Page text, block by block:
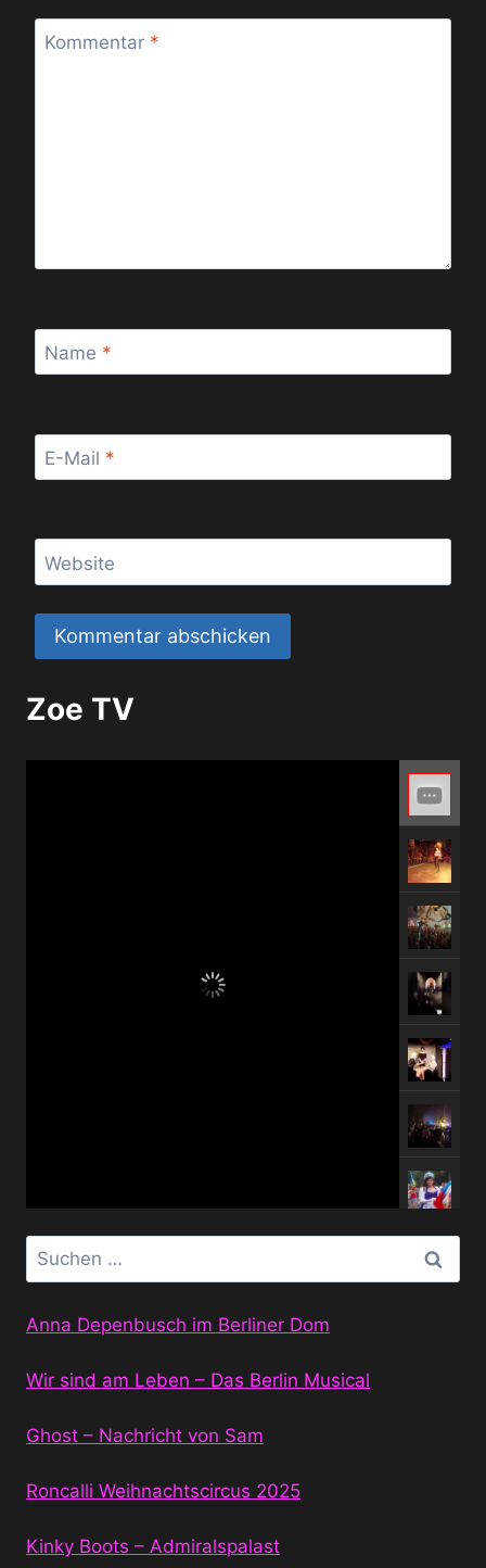
Kommentar *
Name *
E-Mail *
Website
Zoe TV
Suchen
nach:
Anna Depenbusch im Berliner Dom
Wir sind am Leben – Das Berlin Musical
Ghost – Nachricht von Sam
Roncalli Weihnachtscircus 2025
Kinky Boots – Admiralspalast